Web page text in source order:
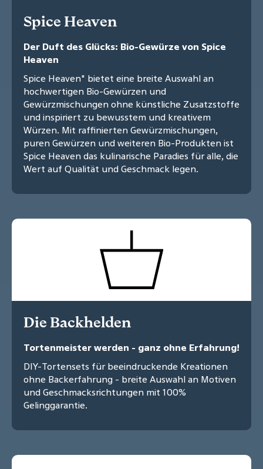
Spice Heaven
Der Duft des Glücks: Bio-Gewürze von Spice
Heaven
Spice Heaven" bietet eine breite Auswahl an
hochwertigen Bio-Gewürzen und
Gewürzmischungen ohne künstliche Zusatzstoffe
und inspiriert zu bewusstem und kreativem
Würzen. Mit raffinierten Gewürzmischungen,
puren Gewürzen und weiteren Bio-Produkten ist
Spice Heaven das kulinarische Paradies für alle, die
Wert auf Qualität und Geschmack legen.
Die Backhelden
Tortenmeister werden - ganz ohne Erfahrung!
DIY-Tortensets für beeindruckende Kreationen
ohne Backerfahrung - breite Auswahl an Motiven
und Geschmacksrichtungen mit 100%
Gelinggarantie.